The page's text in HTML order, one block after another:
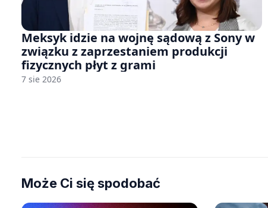
Meksyk idzie na wojnę sądową z Sony w
związku z zaprzestaniem produkcji
fizycznych płyt z grami
7 sie 2026
Może Ci się spodobać